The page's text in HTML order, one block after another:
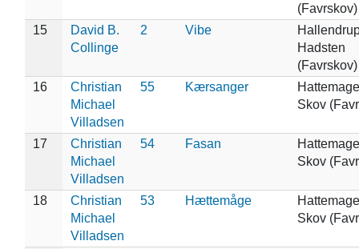
(Favrskov)
15
David B.
Collinge
2 Vibe
Hadsten
(Favrskov)
16
Christian
Michael
Villadsen
55 Kærsanger
Skov
17
Christian
Michael
Villadsen
54 Fasan
Skov
18
Christian
Michael
Villadsen
53 Hættemåge
Skov